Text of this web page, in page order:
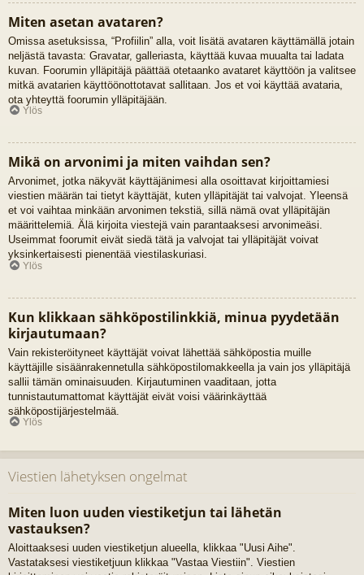
Miten asetan avataren?
Omissa asetuksissa, “Profiilin” alla, voit lisätä avataren käyttämällä jotain
neljästä tavasta: Gravatar, galleriasta, käyttää kuvaa muualta tai ladata
kuvan. Foorumin ylläpitäjä päättää otetaanko avataret käyttöön ja valitsee
mitkä avatarien käyttöönottotavat sallitaan. Jos et voi käyttää avataria,
ota yhteyttä foorumin ylläpitäjään.
Ylös
Mikä on arvonimi ja miten vaihdan sen?
Arvonimet, jotka näkyvät käyttäjänimesi alla osoittavat kirjoittamiesi
viestien määrän tai tietyt käyttäjät, kuten ylläpitäjät tai valvojat. Yleensä
et voi vaihtaa minkään arvonimen tekstiä, sillä nämä ovat ylläpitäjän
määrittelemiä. Älä kirjoita viestejä vain parantaaksesi arvonimeäsi.
Useimmat foorumit eivät siedä tätä ja valvojat tai ylläpitäjät voivat
yksinkertaisesti pienentää viestilaskuriasi.
Ylös
Kun klikkaan sähköpostilinkkiä, minua pyydetään
kirjautumaan?
Vain rekisteröityneet käyttäjät voivat lähettää sähköpostia muille
käyttäjille sisäänrakennetulla sähköpostilomakkeella ja vain jos ylläpitäjä
sallii tämän ominaisuuden. Kirjautuminen vaaditaan, jotta
tunnistautumattomat käyttäjät eivät voisi väärinkäyttää
sähköpostijärjestelmää.
Ylös
Viestien lähetyksen ongelmat
Miten luon uuden viestiketjun tai lähetän
vastauksen?
Aloittaaksesi uuden viestiketjun alueella, klikkaa "Uusi Aihe".
Vastataksesi viestiketjuun klikkaa "Vastaa Viestiin". Viestien